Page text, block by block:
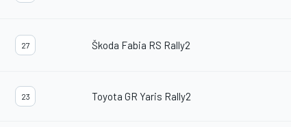
27 Škoda Fabia RS Rally2
23 Toyota GR Yaris Rally2